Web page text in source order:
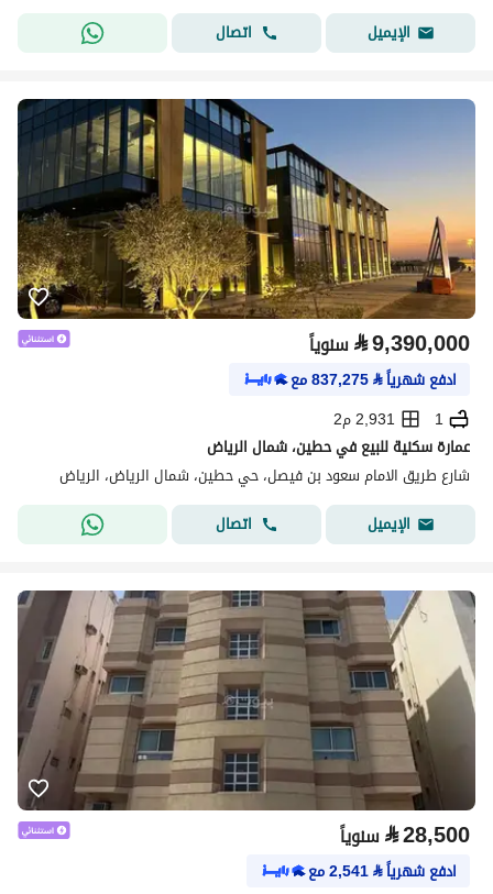
الإيميل
اتصال
⃁9,390,000 سنوياً
ادفع شهرياً⃁
837,275مع
1
2,931 م2
عمارة سكنية للبيع في حطين، شمال الرياض
شارع طريق الامام سعود بن فيصل، حي حطين، شمال الرياض، الرياض
الإيميل
اتصال
⃁28,500 سنوياً
ادفع شهرياً⃁
2,541مع